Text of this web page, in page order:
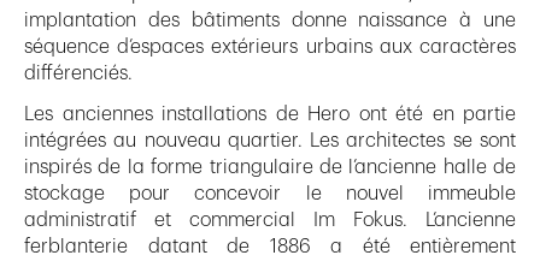
implantation des bâtiments donne naissance à une
séquence d’espaces extérieurs urbains aux caractères
différenciés.
Les anciennes installations de Hero ont été en partie
intégrées au nouveau quartier. Les architectes se sont
inspirés de la forme triangulaire de l’ancienne halle de
stockage pour concevoir le nouvel immeuble
administratif et commercial Im Fokus. L’ancienne
ferblanterie datant de 1886 a été entièrement